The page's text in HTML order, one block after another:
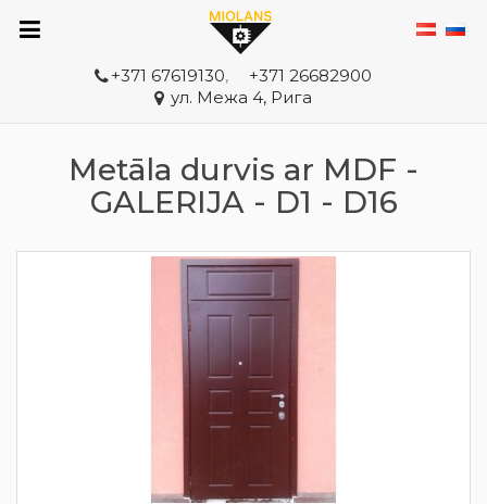
+371 67619130,
+371 26682900
ул. Межа 4, Рига
Metāla durvis ar MDF -
GALERIJA - D1 - D16